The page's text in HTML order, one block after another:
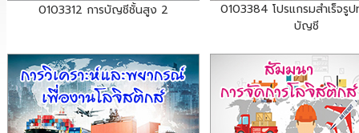
0103312 การบัญชีชั้นสูง 2
0103384 โปรแกรมสำเร็จรูป
บัญชี